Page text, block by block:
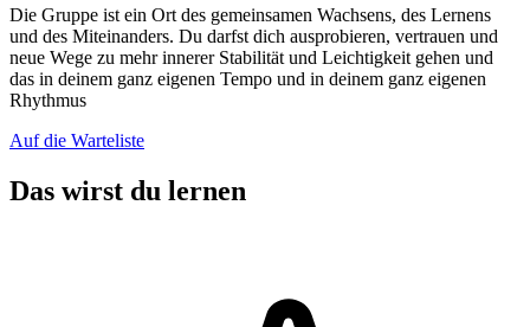
Die Gruppe ist ein Ort des gemeinsamen Wachsens, des Lernens
und des Miteinanders. Du darfst dich ausprobieren, vertrauen und
neue Wege zu mehr innerer Stabilität und Leichtigkeit gehen und
das in deinem ganz eigenen Tempo und in deinem ganz eigenen
Rhythmus
Auf die Warteliste
Das wirst du lernen